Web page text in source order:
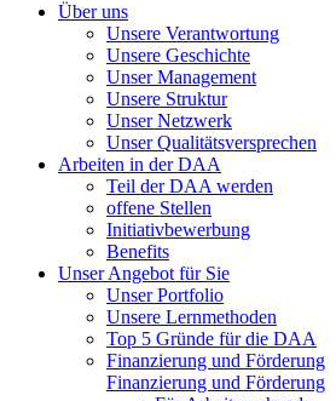
Über uns
Unsere Verantwortung
Unsere Geschichte
Unser Management
Unsere Struktur
Unser Netzwerk
Unser Qualitätsversprechen
Arbeiten in der DAA
Teil der DAA werden
offene Stellen
Initiativbewerbung
Benefits
Unser Angebot für Sie
Unser Portfolio
Unsere Lernmethoden
Top 5 Gründe für die DAA
Finanzierung und Förderung
Finanzierung und Förderung